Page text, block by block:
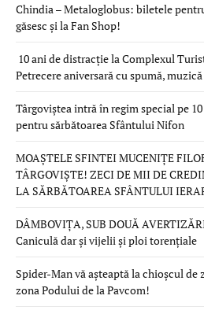
Chindia – Metaloglobus: biletele
găsesc și la Fan Shop!
10 ani de distracție la Complexul
Petrecere aniversară cu spumă,
Târgoviștea intră în regim special pe
pentru sărbătoarea Sfântului Nifon
MOAȘTELE SFINTEI MUCENIȚE
TÂRGOVIȘTE! ZECI DE MII DE
LA SĂRBĂTOAREA SFÂNTULUI
DÂMBOVIȚA, SUB DOUĂ
Caniculă dar și vijelii și ploi torențiale
Spider-Man vă așteaptă la chioșcul de
zona Podului de la Pavcom!